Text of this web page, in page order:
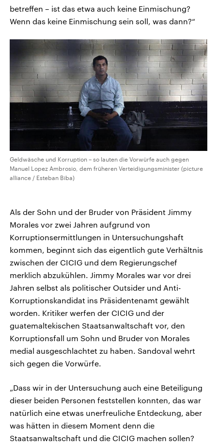
betreffen – ist das etwa auch keine Einmischung?
Wenn das keine Einmischung sein soll, was dann?“
Geldwäsche und Korruption – so lauten die Vorwürfe auch gegen
Manuel Lopez Ambrosio, dem früheren Verteidigungsminister (picture
alliance / Esteban Biba)
Als der Sohn und der Bruder von Präsident Jimmy
Morales vor zwei Jahren aufgrund von
Korruptionsermittlungen in Untersuchungshaft
kommen, beginnt sich das eigentlich gute Verhältnis
zwischen der CICIG und dem Regierungschef
merklich abzukühlen. Jimmy Morales war vor drei
Jahren selbst als politischer Outsider und Anti-
Korruptionskandidat ins Präsidentenamt gewählt
worden. Kritiker werfen der CICIG und der
guatemaltekischen Staatsanwaltschaft vor, den
Korruptionsfall um Sohn und Bruder von Morales
medial ausgeschlachtet zu haben. Sandoval wehrt
sich gegen die Vorwürfe.
„Dass wir in der Untersuchung auch eine Beteiligung
dieser beiden Personen feststellen konnten, das war
natürlich eine etwas unerfreuliche Entdeckung, aber
was hätten in diesem Moment denn die
Staatsanwaltschaft und die CICIG machen sollen?